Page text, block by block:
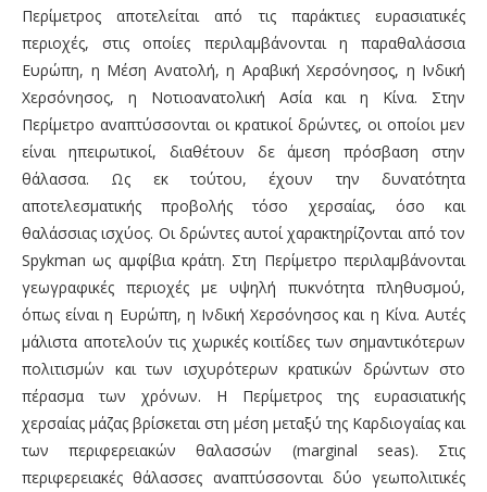
Περίμετρος αποτελείται από τις παράκτιες ευρασιατικές
περιοχές, στις οποίες περιλαμβάνονται η παραθαλάσσια
Ευρώπη, η Μέση Ανατολή, η Αραβική Χερσόνησος, η Ινδική
Χερσόνησος, η Νοτιοανατολική Ασία και η Κίνα. Στην
Περίμετρο αναπτύσσονται οι κρατικοί δρώντες, οι οποίοι μεν
είναι ηπειρωτικοί, διαθέτουν δε άμεση πρόσβαση στην
θάλασσα. Ως εκ τούτου, έχουν την δυνατότητα
αποτελεσματικής προβολής τόσο χερσαίας, όσο και
θαλάσσιας ισχύος. Οι δρώντες αυτοί χαρακτηρίζονται από τον
Spykman ως αμφίβια κράτη. Στη Περίμετρο περιλαμβάνονται
γεωγραφικές περιοχές με υψηλή πυκνότητα πληθυσμού,
όπως είναι η Ευρώπη, η Ινδική Χερσόνησος και η Κίνα. Αυτές
μάλιστα αποτελούν τις χωρικές κοιτίδες των σημαντικότερων
πολιτισμών και των ισχυρότερων κρατικών δρώντων στο
πέρασμα των χρόνων. Η Περίμετρος της ευρασιατικής
χερσαίας μάζας βρίσκεται στη μέση μεταξύ της Καρδιογαίας και
των περιφερειακών θαλασσών (marginal seas). Στις
περιφερειακές θάλασσες αναπτύσσονται δύο γεωπολιτικές